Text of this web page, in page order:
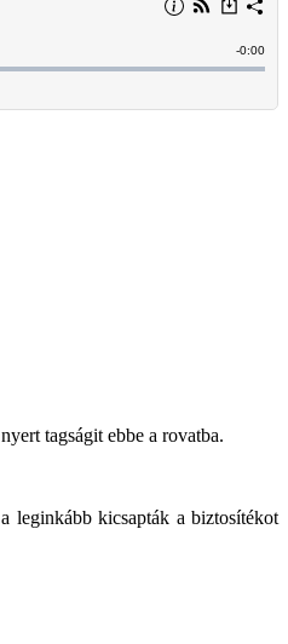
tagságit ebbe a rovatba.
leginkább kicsapták a biztosítékot